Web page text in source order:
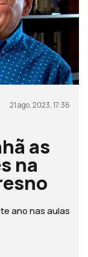
21 ago, 2023, 17:36
as
na
ano nas aulas